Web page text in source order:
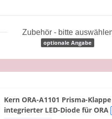
Zubehör - bitte
optionale Angabe
Kern ORA-A1101 Prisma-
integrierter LED-Diode für ORA